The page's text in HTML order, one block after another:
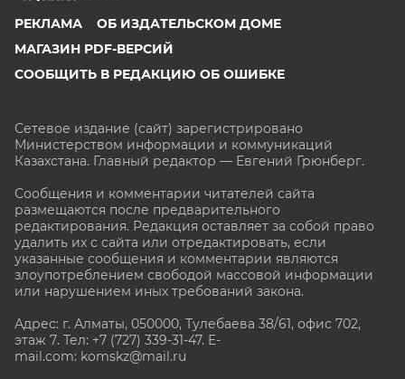
РЕКЛАМА
ОБ ИЗДАТЕЛЬСКОМ ДОМЕ
МАГАЗИН PDF-ВЕРСИЙ
СООБЩИТЬ В РЕДАКЦИЮ ОБ ОШИБКЕ
Сетевое издание (сайт) зарегистрировано
Министерством информации и коммуникаций
Казахстана. Главный редактор — Евгений Грюнберг.
Сообщения и комментарии читателей сайта
размещаются после предварительного
редактирования. Редакция оставляет за собой право
удалить их с сайта или отредактировать, если
указанные сообщения и комментарии являются
злоупотреблением свободой массовой информации
или нарушением иных требований закона.
Адрес: г. Алматы, 050000, Тулебаева 38/61, офис 702,
этаж 7. Тел: +7 (727) 339-31-47. E-
mail.com: komskz@mail.ru